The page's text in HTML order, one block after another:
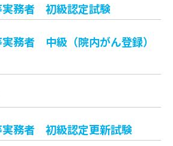
務者 初級認定試験
務者 中級（院内がん登録）
務者 初級認定更新試験